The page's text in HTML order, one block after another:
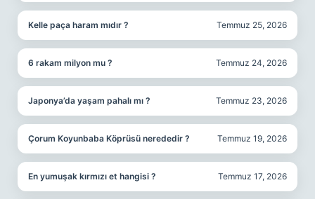
Kelle paça haram mıdır ? Temmuz 25, 2026
6 rakam milyon mu ? Temmuz 24, 2026
Japonya’da yaşam pahalı mı ? Temmuz 23, 2026
Çorum Koyunbaba Köprüsü nerededir ? Temmuz 19, 2026
En yumuşak kırmızı et hangisi ? Temmuz 17, 2026